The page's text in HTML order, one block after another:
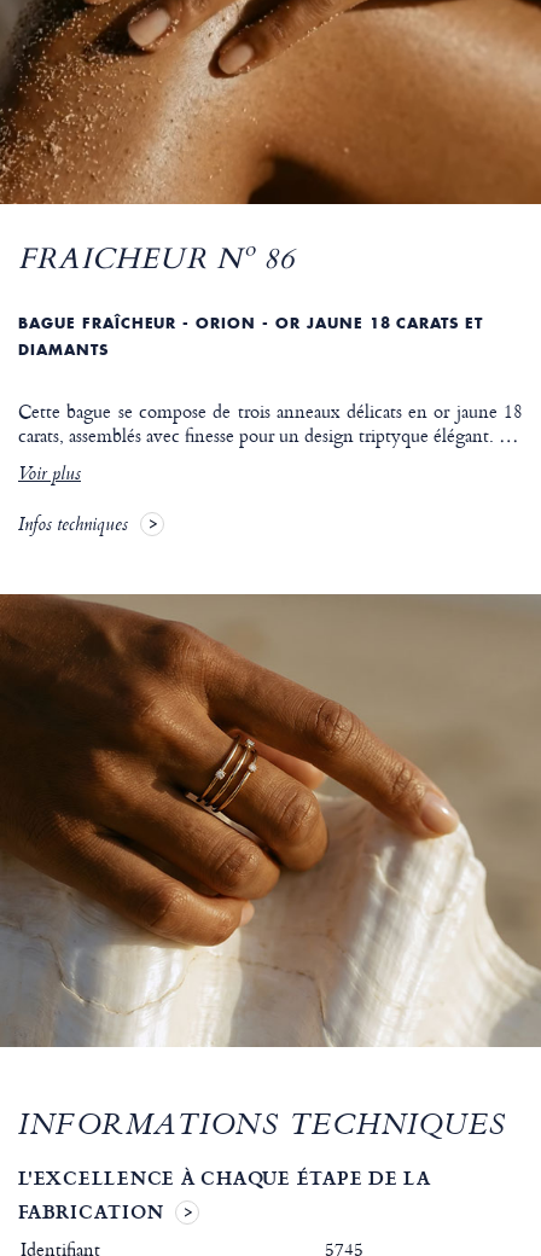
FRAICHEUR Nº 86
BAGUE FRAÎCHEUR - ORION - OR JAUNE 18 CARATS ET
DIAMANTS
Cette bague se compose de trois anneaux délicats en or jaune 18
carats, assemblés avec finesse pour un design triptyque élégant. …
Voir plus
Infos techniques
INFORMATIONS TECHNIQUES
L'EXCELLENCE À CHAQUE ÉTAPE DE LA
FABRICATION
Identifiant
5745